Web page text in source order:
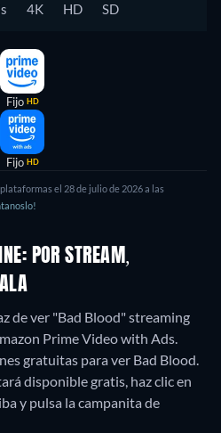
4K HD SD
Fijo HD
Fijo HD
el 28 de julio de 2026 a las
POR STREAM,
de ver "Bad Blood" streaming
Prime Video with Ads.
gratuitas para ver Bad Blood.
disponible gratis, haz clic en
y pulsa la campanita de